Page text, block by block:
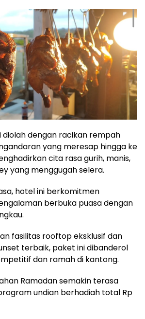
diolah dengan racikan rempah
yang meresap hingga ke
cita rasa gurih, manis,
yang menggugah selera.
hotel ini berkomitmen
berbuka puasa dengan
fasilitas rooftop eksklusif dan
terbaik, paket ini dibanderol
dan ramah di kantong.
Ramadan semakin terasa
undian berhadiah total Rp